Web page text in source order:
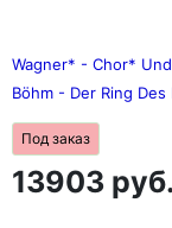
Wagner* - Chor*
Böhm - Der Ring
Под заказ
13903 руб.